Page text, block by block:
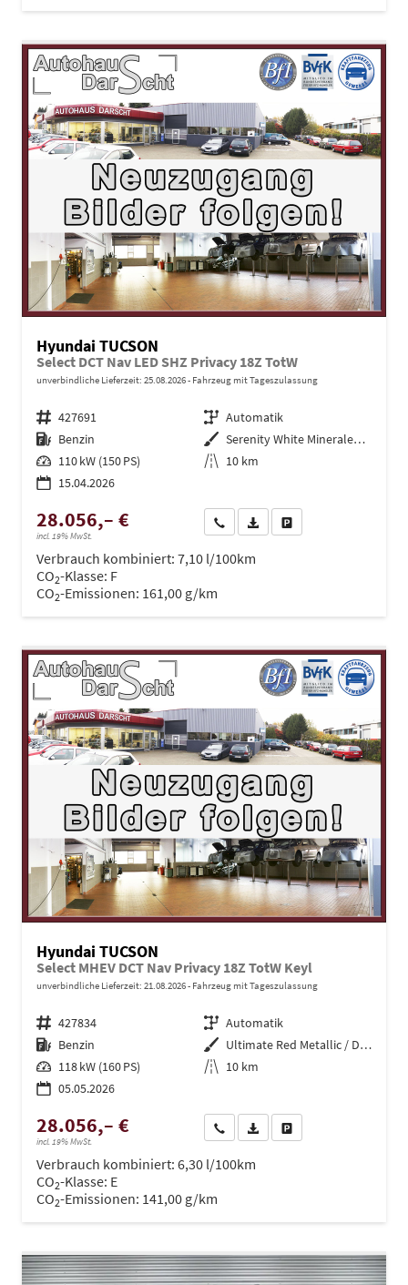
Hyundai TUCSON
Select DCT Nav LED SHZ Privacy 18Z TotW
unverbindliche Lieferzeit: 25.08.2026 Fahrzeug mit Tageszulassung
Fahrzeugnr. 427691 Getriebe Automatik
Kraftstoff Benzin Außenfarbe
Serenity White Mineraleffekt / D
Leistung 110 kW (150 PS) Kilometerstand 10 km
15.04.2026
28.056,– €
incl. 19% MwSt.
Wir rufen Sie anPDF-Datei, Fahrzeugexposé
Verbrauch kombiniert: 7,10 l/100km
CO2-Klasse: F
CO2-Emissionen: 161,00 g/km
Hyundai TUCSON
Select MHEV DCT Nav Privacy 18Z TotW Keyl
unverbindliche Lieferzeit: 21.08.2026 Fahrzeug mit Tageszulassung
Fahrzeugnr. 427834 Getriebe Automatik
Kraftstoff Benzin Außenfarbe
Ultimate Red Metallic / Dachfarb
Leistung 118 kW (160 PS) Kilometerstand 10 km
05.05.2026
28.056,– €
incl. 19% MwSt.
Wir rufen Sie anPDF-Datei, Fahrzeugexposé
Verbrauch kombiniert: 6,30 l/100km
CO2-Klasse: E
CO2-Emissionen: 141,00 g/km